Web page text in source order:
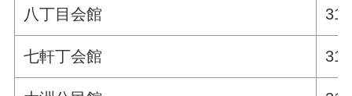
八丁目会館
七軒丁会館